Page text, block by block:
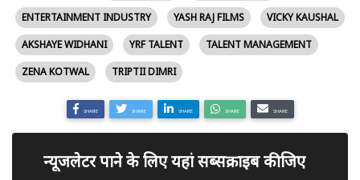
ENTERTAINMENT INDUSTRY
YASH RAJ FILMS
VICKY KAUSHAL
AKSHAYE WIDHANI
YRF TALENT
TALENT MANAGEMENT
ZENA KOTWAL
TRIPTII DIMRI
SHARE SHARE SHARE SHARE SHARE
न्यूजलेटर पाने के लिए यहां सब्सक्राइब कीजिए